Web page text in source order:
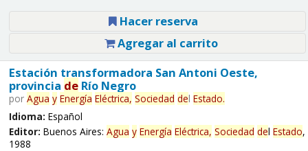
Hacer reserva
Agregar al carrito
Estación transformadora San Antoni Oeste,
provincia deRío Negro
por Agua y Energía Eléctrica, Sociedad del Estado.
Idioma: Español
Editor: Buenos Aires: Agua y Energía Eléctrica, Sociedad del Estado,
1988